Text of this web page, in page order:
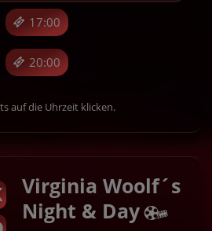
17:00
20:00
auf die Uhrzeit klicken.
Virginia Woolf´s
Night & Day